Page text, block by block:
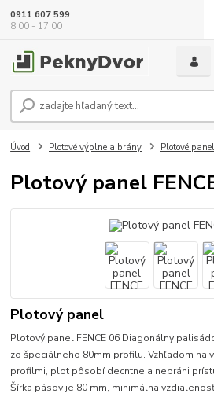
0911 607 599
8:00 - 17:00
Úvod Plotové výplne a brány Plotové
Plotový panel
Plotový panel
Plotový panel FENCE 06 Diagonálny
zo špeciálneho 80mm profilu. Vzhľadom na
profilmi, plot pôsobí decntne a nebráni
Šírka pásov je 80 mm, minimálna